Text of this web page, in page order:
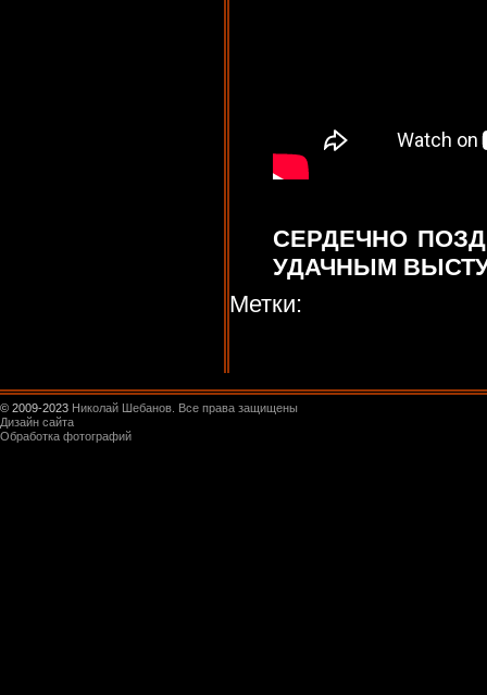
СЕРДЕЧНО
УДАЧНЫМ
Метки:
© 2009-2023 Николай Шебанов. Все права защищены
Дизайн сайта
Обработка фотографий